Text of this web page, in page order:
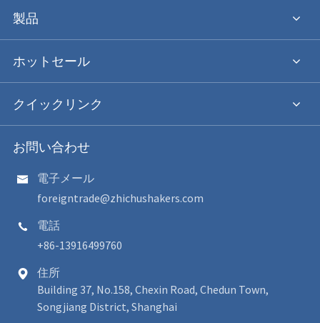
製品
ホットセール
クイックリンク
お問い合わせ

電子メール
foreigntrade@zhichushakers.com

電話
+86-13916499760

住所
Building 37, No.158, Chexin Road, Chedun Town,
Songjiang District, Shanghai